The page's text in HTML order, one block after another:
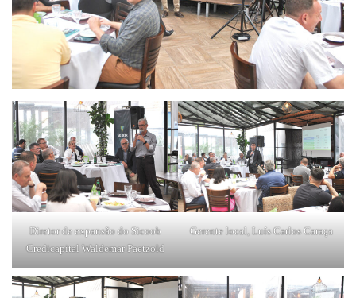
Diretor de expansão do Sicoob
Credicapital Waldemar Paetzold
Gerente local, Luís Carlos Caraça